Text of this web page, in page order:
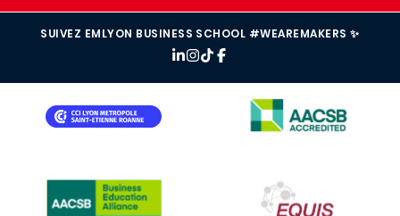
SUIVEZ EMLYON BUSINESS SCHOOL #WEAREMAKERS ✨
IMAGE